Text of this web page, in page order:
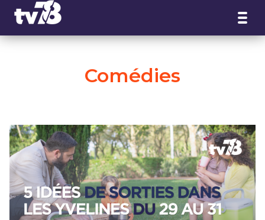
Comédies
Panneau de gestion des cookies